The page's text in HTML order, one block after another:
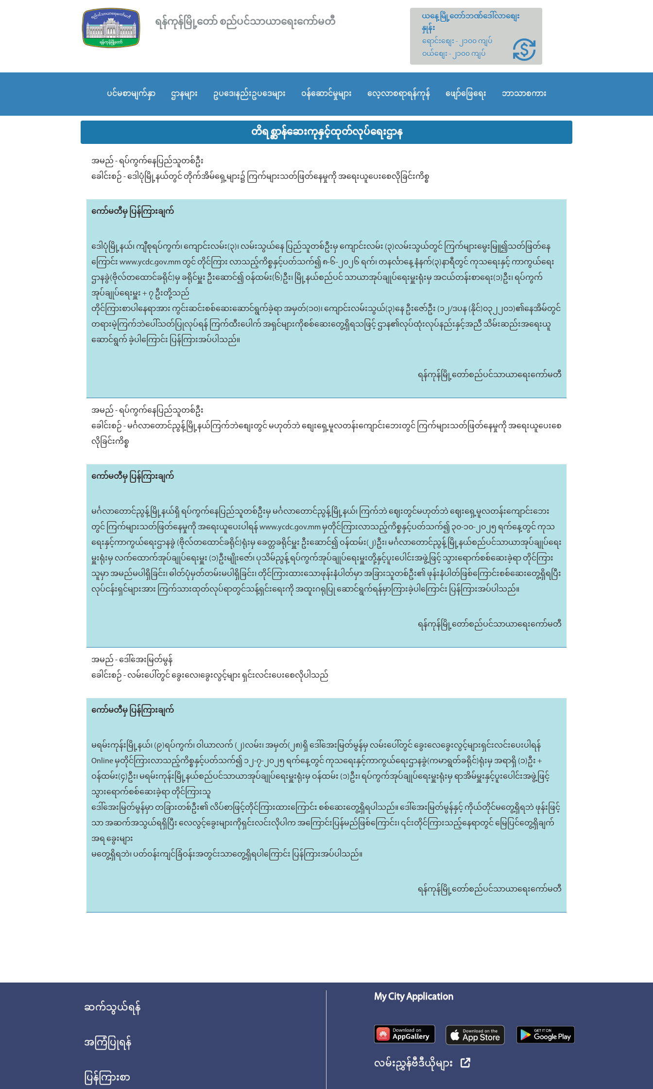
ရန်ကုန်မြို့တော် စည်ပင်သာယာရေးကော်မတီ
ယနေ့မြို့တော်ဘဏ်ဒေါ်လာစျေး
နှုန်း
ရောင်းစျေး - ၂၁၀၀ ကျပ်
ဝယ်စျေး - ၂၁၀၀ ကျပ်
ပင်မစာမျက်နှာ ဌာနများ ဥပဒေ၊နည်းဥပဒေများ ဝန်ဆောင်မှုများ လေ့လာစရာရန်ကုန် ဖျော်ဖြေရေး ဘာသာစကား
တိရစ္ဆာန်ဆေးကုနှင့်ထုတ်လုပ်ရေးဌာန
အမည် - ရပ်ကွက်နေပြည်သူတစ်ဦး
ခေါင်းစဉ် - ဒေါပုံမြို့နယ်တွင် တိုက်အိမ်ရှေ့များ၌ ကြက်များသတ်ဖြတ်နေမှုကို အရေးယူပေးစေလိုခြင်းကိစ္စ
ကော်မတီမှ ပြန်ကြားချက်
ဒေါပုံမြို့နယ်၊ ကျီစုရပ်ကွက်၊ ကျောင်းလမ်း(၃)၊ လမ်းသွယ်နေ ပြည်သူတစ်ဦးမှ ကျောင်းလမ်း (၃)လမ်းသွယ်တွင် ကြက်များမွေးမြူ၍သတ်ဖြတ်နေ
ကြောင်း www.ycdc.gov.mm တွင် တိုင်ကြား လာသည့်ကိစ္စနှင့်ပတ်သက်၍ ၈-၆-၂၀၂၆ ရက်၊ တနင်္လာနေ့ နံနက်(၃)နာရီတွင် ကုသရေးနှင့် ကာကွယ်ရေး
ဌာနခွဲ(ဗိုလ်တထောင်ခရိုင်)မှ ခရိုင်မှူး ဦးဆောင်၍ ဝန်ထမ်း(၆)ဦး၊ မြို့နယ်စည်ပင် သာယာအုပ်ချုပ်ရေးမှူးရုံးမှ အငယ်တန်းစာရေး(၁)ဦး၊ ရပ်ကွက်
အုပ်ချုပ်ရေးမှူး + ၇ ဦးတို့သည်
တိုင်ကြားစာပါနေရာအား ကွင်းဆင်းစစ်ဆေးဆောင်ရွက်ခဲ့ရာ အမှတ်(၁၀)၊ ကျောင်းလမ်းသွယ်(၃)နေ ဦးဇော်ဦး (၁၂/ဒပန (နိုင်)၀၃၂၂၀၁)၏နေအိမ်တွင်
တရားမဲ့ကြက်ဘဲပေါ်သတ်ပြုလုပ်ရန် ကြက်ထီးပေါက် အရှင်များကိုစစ်ဆေးတွေ့ရှိရသဖြင့် ဌာန၏လုပ်ထုံးလုပ်နည်းနှင့်အညီ သိမ်းဆည်းအရေးယူ
ဆောင်ရွက် ခဲ့ပါကြောင်း ပြန်ကြားအပ်ပါသည်။
ရန်ကုန်မြို့တော်စည်ပင်သာယာရေးကော်မတီ
အမည် - ရပ်ကွက်နေပြည်သူတစ်ဦး
ခေါင်းစဉ် - မင်္ဂလာတောင်ညွန့်မြို့နယ်ကြက်ဘဲစျေးတွင် မဟုတ်ဘဲ စျေးရှေ့မူလတန်းကျောင်းဘေးတွင် ကြက်များသတ်ဖြတ်နေမှုကို အရေးယူပေးစေ
လိုခြင်းကိစ္စ
ကော်မတီမှ ပြန်ကြားချက်
မင်္ဂလာတောင်ညွန့်မြို့နယ်ရှိ ရပ်ကွက်နေပြည်သူတစ်ဦးမှ မင်္ဂလာတောင်ညွန့်မြို့နယ်၊ ကြက်ဘဲ ဈေးတွင်မဟုတ်ဘဲ ဈေးရှေ့မူလတန်းကျောင်းဘေး
တွင် ကြက်များသတ်ဖြတ်နေမှုကို အရေးယူပေးပါရန် www.ycdc.gov.mm မှတိုင်ကြားလာသည့်ကိစ္စနှင့်ပတ်သက်၍ ၃၀-၁၀-၂၀၂၅ ရက်နေ့တွင် ကုသ
ရေးနှင့်ကာကွယ်ရေးဌာနခွဲ (ဗိုလ်တထောင်ခရိုင်)ရုံးမှ ခေတ္တခရိုင်မှူး ဦးဆောင်၍ ဝန်ထမ်း(၂)ဦး၊ မင်္ဂလာတောင်ညွန့် မြို့နယ်စည်ပင်သာယာအုပ်ချုပ်ရေး
မှူးရုံးမှ လက်ထောက်အုပ်ချုပ်ရေးမှူး (၁)ဦးမျိုးဇော်၊ ပုသိမ်ညွန့် ရပ်ကွက်အုပ်ချုပ်ရေးမှူးတို့နှင့်ပူးပေါင်းအဖွဲ့ဖြင့် သွားရောက်စစ်ဆေးခဲ့ရာ တိုင်ကြား
သူမှာ အမည်မပါရှိခြင်း၊ ဓါတ်ပုံမှတ်တမ်းမပါရှိခြင်း၊ တိုင်ကြားထားသောဖုန်းနံပါတ်မှာ အခြားသူတစ်ဦး၏ ဖုန်းနံပါတ်ဖြစ်ကြောင်းစစ်ဆေးတွေ့ရှိရပြီး
လုပ်ငန်းရှင်များအား ကြက်သားထုတ်လုပ်ရာတွင်သန့်ရှင်းရေးကို အထူးဂရုပြု ဆောင်ရွက်ရန်မှာကြားခဲ့ပါကြောင်း ပြန်ကြားအပ်ပါသည်။
ရန်ကုန်မြို့တော်စည်ပင်သာယာရေးကော်မတီ
အမည် - ဒေါ်အေးမြတ်မွန်
ခေါင်းစဉ် - လမ်းပေါ်တွင် ခွေးလေ၊ခွေးလွင့်များ ရှင်းလင်းပေးစေလိုပါသည်
ကော်မတီမှ ပြန်ကြားချက်
မရမ်းကုန်းမြို့နယ်၊ (၉)ရပ်ကွက်၊ ဝါယာလက် (၂)လမ်း၊ အမှတ်(၂၈)ရှိ ဒေါ်အေးမြတ်မွန်မှ လမ်းပေါ်တွင် ခွေးလေခွေးလွင့်များရှင်းလင်းပေးပါရန်
Online မှတိုင်ကြားလာသည့်ကိစ္စနှင့်ပတ်သက်၍ ၁၂-၇-၂၀၂၅ ရက်နေ့တွင် ကုသရေးနှင့်ကာကွယ်ရေးဌာနခွဲ(ကမာရွတ်ခရိုင်)ရုံးမှ အရာရှိ (၁)ဦး +
ဝန်ထမ်း(၄)ဦး၊ မရမ်းကုန်းမြို့နယ်စည်ပင်သာယာအုပ်ချုပ်ရေးမှူးရုံးမှ ဝန်ထမ်း (၁)ဦး၊ ရပ်ကွက်အုပ်ချုပ်ရေးမှူးရုံးမှ ရာအိမ်မှူးနှင့်ပူးပေါင်းအဖွဲ့ဖြင့်
သွားရောက်စစ်ဆေးခဲ့ရာ တိုင်ကြားသူ
ဒေါ်အေးမြတ်မွန်မှာ တခြားတစ်ဦး၏ လိပ်စာဖြင့်တိုင်ကြားထားကြောင်း စစ်ဆေးတွေ့ရှိရပါသည်။ ဒေါ်အေးမြတ်မွန်နှင့် ကိုယ်တိုင်မတွေ့ရှိရဘဲ ဖုန်းဖြင့်
သာ အဆက်အသွယ်ရရှိပြီး လေလွင့်ခွေးများကိုရှင်းလင်းလိုပါက အကြောင်းပြန်မည်ဖြစ်ကြောင်း၊ ၎င်းတိုင်ကြားသည့်နေရာတွင် မြေပြင်တွေ့ရှိချက်
အရ ခွေးများ
မတွေ့ရှိရဘဲ၊ ပတ်ဝန်းကျင်ခြံဝန်းအတွင်းသာတွေ့ရှိရပါကြောင်း ပြန်ကြားအပ်ပါသည်။
ရန်ကုန်မြို့တော်စည်ပင်သာယာရေးကော်မတီ
ဆက်သွယ်ရန်
အကြံပြုရန်
ပြန်ကြားစာ
My City Application
လမ်းညွှန်ဗီဒီယိုများ